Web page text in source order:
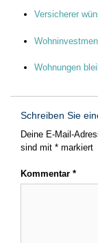
Versicherer
Wohnungen
Schreiben Sie
Deine E-Mail-
sind mit * markiert
Kommentar *